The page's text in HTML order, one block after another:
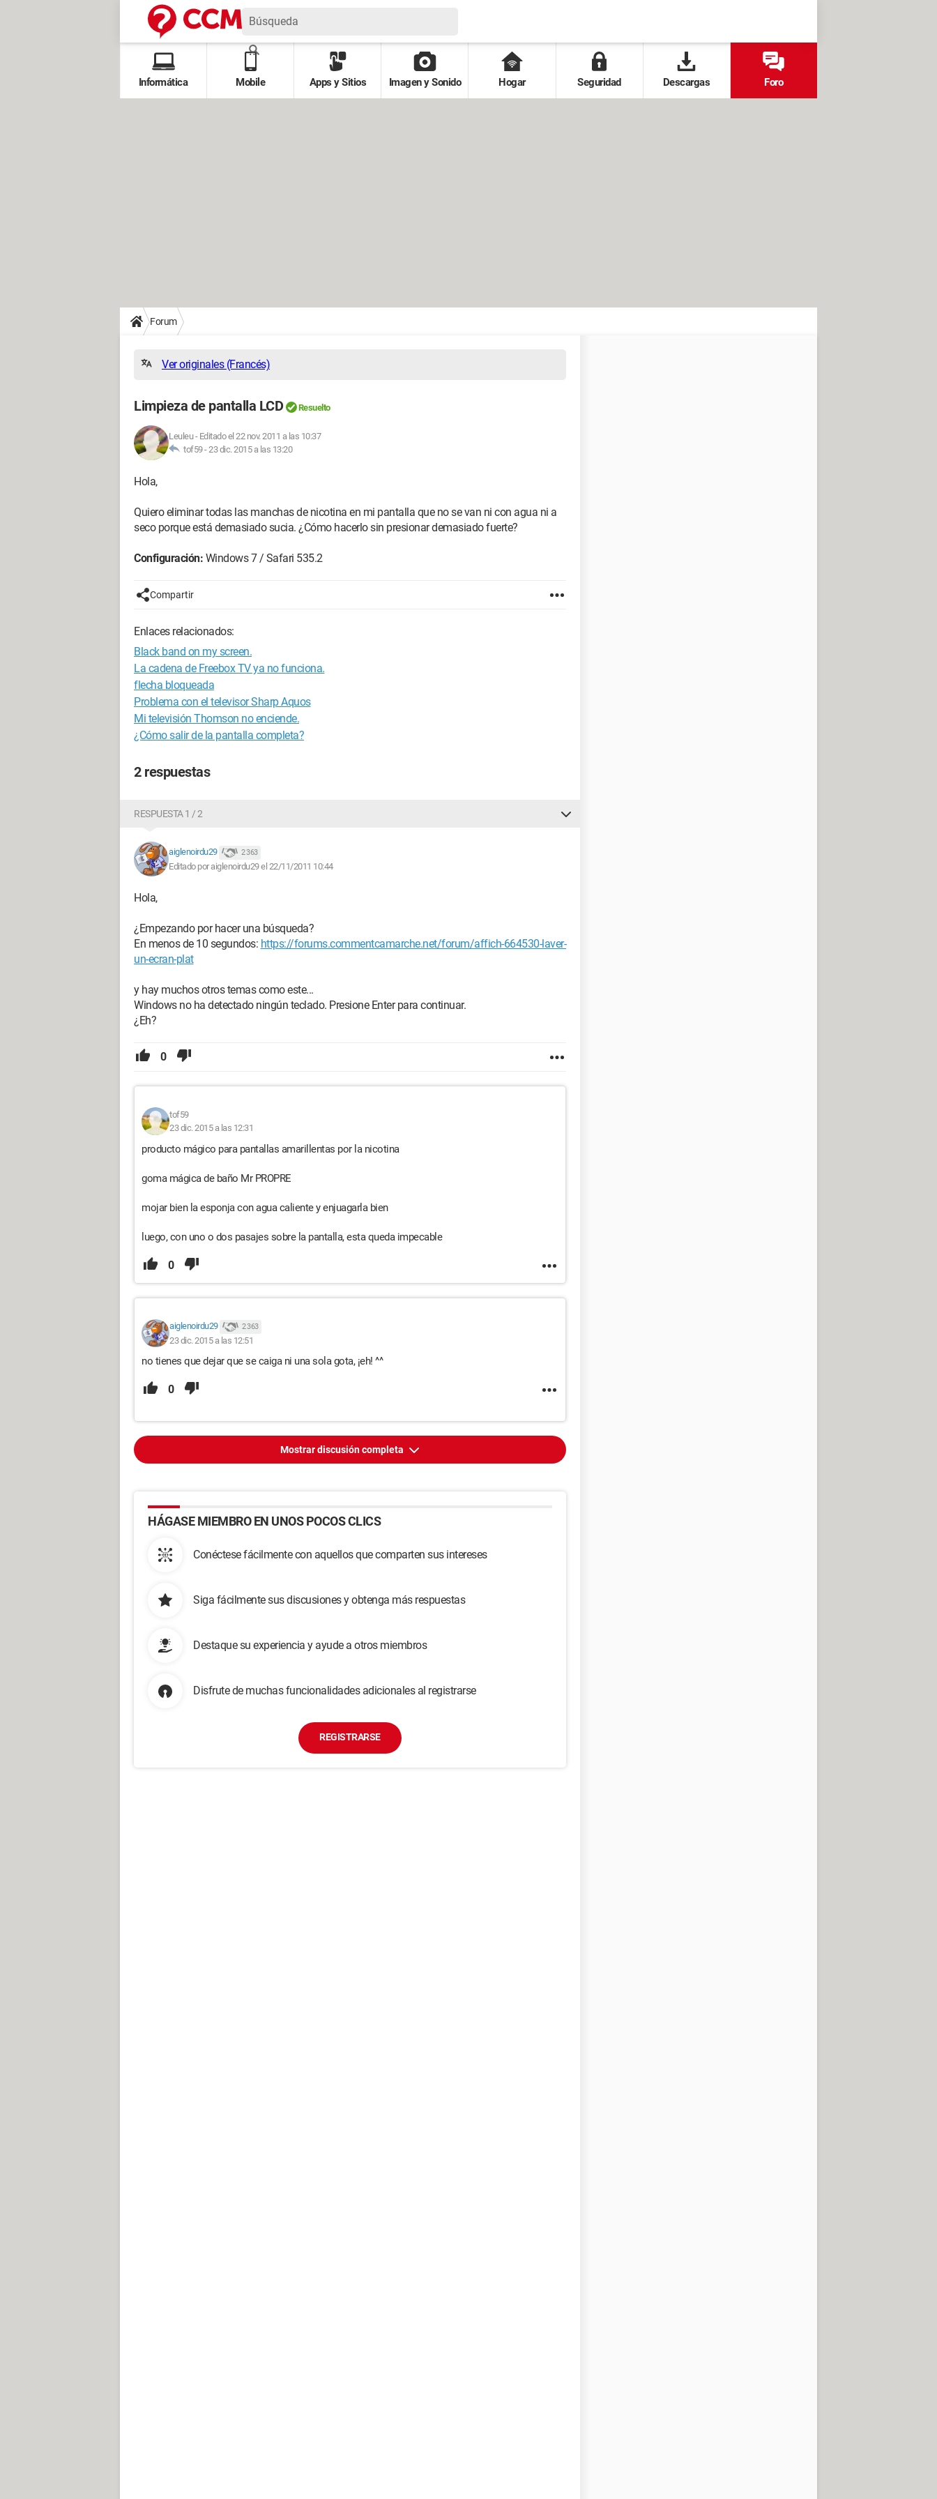
Informática Mobile Apps y Sitios Imagen y Sonido Hogar Seguridad Descargas Foro
Forum
Ver originales (Francés)
Limpieza de pantalla LCD Resuelto
Leuleu- Editado el 22 nov. 2011 a las 10:37
tof59 -23 dic. 2015 a las 13:20
Hola,
Quiero eliminar todas las manchas de nicotina en mi pantalla que no se van ni con agua ni a
seco porque está demasiado sucia. ¿Cómo hacerlo sin presionar demasiado fuerte?
Configuración: Windows 7 / Safari 535.2
Compartir
Enlaces relacionados:
Black band on my screen.
La cadena de Freebox TV ya no funciona.
flecha bloqueada
Problema con el televisor Sharp Aquos
Mi televisión Thomson no enciende.
¿Cómo salir de la pantalla completa?
2 respuestas
RESPUESTA 1 / 2
aiglenoirdu29 2 363
Editado por aiglenoirdu29 el 22/11/2011 10:44
Hola,
¿Empezando por hacer una búsqueda?
En menos de 10 segundos: https://forums.commentcamarche.net/forum/affich-664530-laver-
un-ecran-plat
y hay muchos otros temas como este...
Windows no ha detectado ningún teclado. Presione Enter para continuar.
¿Eh?
0
tof59
23 dic. 2015 a las 12:31
producto mágico para pantallas amarillentas por la nicotina
goma mágica de baño Mr PROPRE
mojar bien la esponja con agua caliente y enjuagarla bien
luego, con uno o dos pasajes sobre la pantalla, esta queda impecable
0
aiglenoirdu29 2 363
23 dic. 2015 a las 12:51
no tienes que dejar que se caiga ni una sola gota, ¡eh! ^^
0
Mostrar discusión completa
HÁGASE MIEMBRO EN UNOS POCOS CLICS
Conéctese fácilmente con aquellos que comparten sus intereses
Siga fácilmente sus discusiones y obtenga más respuestas
Destaque su experiencia y ayude a otros miembros
Disfrute de muchas funcionalidades adicionales al registrarse
REGISTRARSE